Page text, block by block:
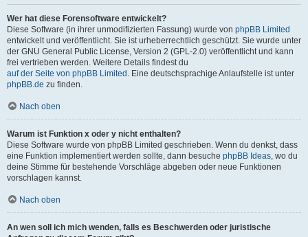
Wer hat diese Forensoftware entwickelt?
Diese Software (in ihrer unmodifizierten Fassung) wurde von phpBB Limited
entwickelt und veröffentlicht. Sie ist urheberrechtlich geschützt. Sie wurde unter
der GNU General Public License, Version 2 (GPL-2.0) veröffentlicht und kann
frei vertrieben werden. Weitere Details findest du
auf der Seite von phpBB Limited . Eine deutschsprachige Anlaufstelle ist unter
phpBB.de zu finden.
Nach oben
Warum ist Funktion x oder y nicht enthalten?
Diese Software wurde von phpBB Limited geschrieben. Wenn du denkst, dass
eine Funktion implementiert werden sollte, dann besuche phpBB Ideas, wo du
deine Stimme für bestehende Vorschläge abgeben oder neue Funktionen
vorschlagen kannst.
Nach oben
An wen soll ich mich wenden, falls es Beschwerden oder juristische